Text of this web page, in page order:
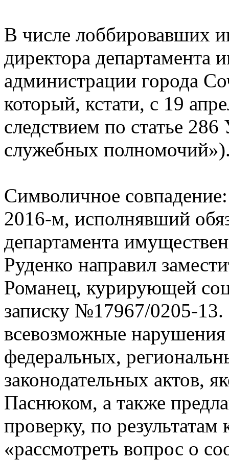
В числе лоббировавших
директора
администрации города
который, кстати, с 19
следствием по статье
служебных
Символичное
2016-м, исполнявший
департамента
Руденко направил
Романец, курирующей
записку №17967/0205-13.
всевозможные
федеральных,
законодательных актов,
Паснюком, а также
проверку, по
«рассмотреть вопрос о